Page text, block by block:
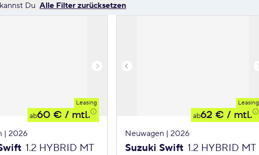
Du Alle Filter zurücksetzen
Leasing
ab60 € / mtl.
| 2026
1.2 HYBRID MT
Leasing
ab62 € / mtl.
Neuwagen | 2026
Suzuki Swift 1.2 HYBRID MT